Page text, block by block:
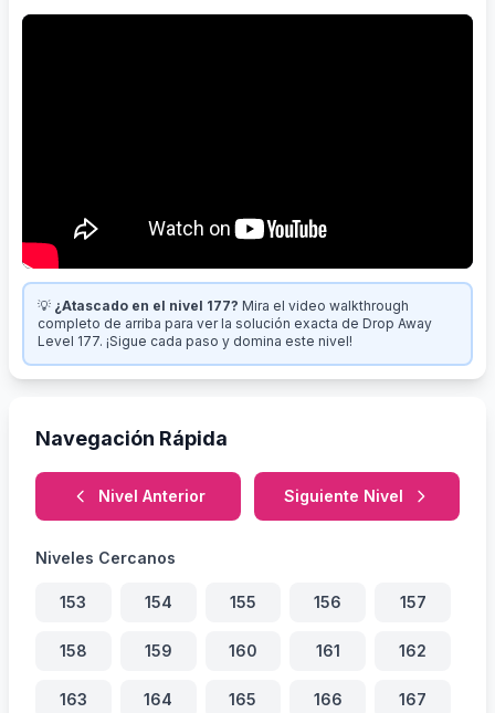
💡 ¿Atascado en el nivel 177? Mira el video walkthrough
completo de arriba para ver la solución exacta de Drop Away
Level 177. ¡Sigue cada paso y domina este nivel!
Navegación Rápida
Nivel Anterior Siguiente Nivel
Niveles Cercanos
153 154 155 156 157
158 159 160 161 162
163 164 165 166 167